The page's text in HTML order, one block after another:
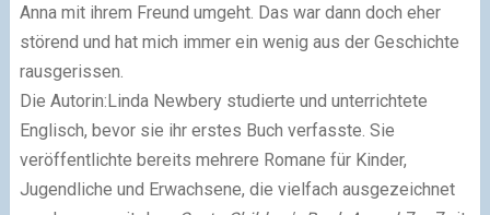
Anna mit ihrem Freund umgeht. Das war dann doch eher
störend und hat mich immer ein wenig aus der Geschichte
rausgerissen.
Die Autorin:Linda Newbery studierte und unterrichtete
Englisch, bevor sie ihr erstes Buch verfasste. Sie
veröffentlichte bereits mehrere Romane für Kinder,
Jugendliche und Erwachsene, die vielfach ausgezeichnet